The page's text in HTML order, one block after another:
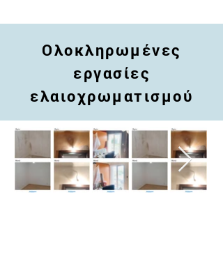
Ολοκληρωμένες
εργασίες
ελαιοχρωματισμού